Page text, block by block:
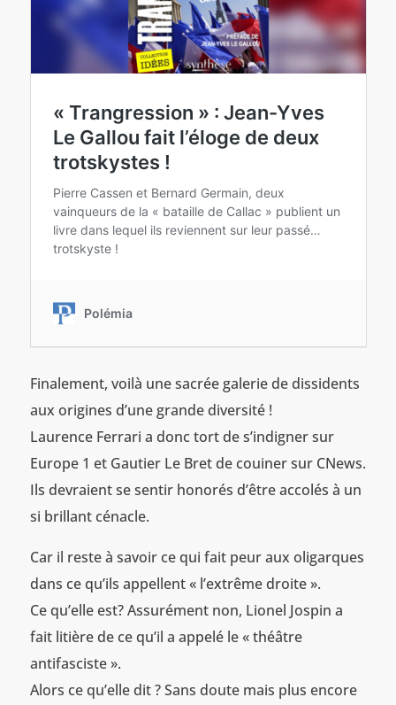
Finalement, voilà une sacrée galerie de dissidents
aux origines d’une grande diversité !
Laurence Ferrari a donc tort de s’indigner sur
Europe 1 et Gautier Le Bret de couiner sur CNews.
Ils devraient se sentir honorés d’être accolés à un
si brillant cénacle.
Car il reste à savoir ce qui fait peur aux oligarques
dans ce qu’ils appellent « l’extrême droite ».
Ce qu’elle est? Assurément non, Lionel Jospin a
fait litière de ce qu’il a appelé le « théâtre
antifasciste ».
Alors ce qu’elle dit ? Sans doute mais plus encore